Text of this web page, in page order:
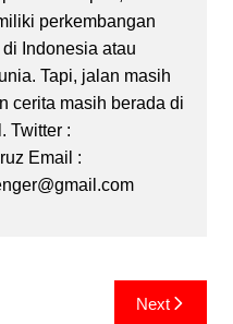
perkembangan
Indonesia atau
Tapi, jalan masih
cerita masih berada di
Twitter :
Email :
Next